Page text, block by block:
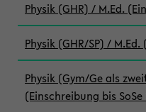
Physik (GHR) / M.Ed.
Physik (GHR/SP) /
Physik (Gym/Ge als
(Einschreibung bis SoSe